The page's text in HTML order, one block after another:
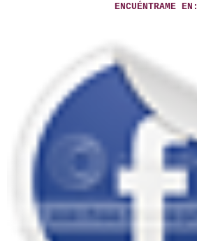
ENCUÉNTRAME EN: